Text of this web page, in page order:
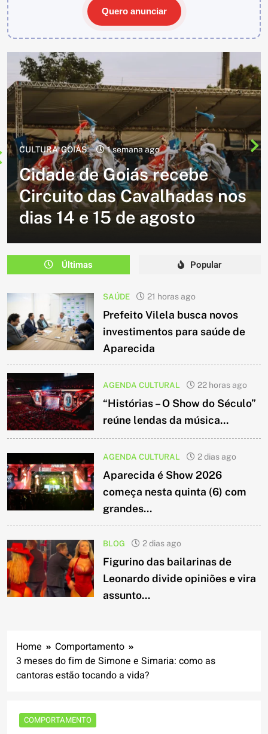
Quero anunciar
CULTURA 2 semanas ago
Cavalgada do Batom está de
volta e promete reunir
milhares de participantes
em Caldazinha
Últimas Popular
SAÚDE 21 horas ago
Prefeito Vilela busca novos
investimentos para saúde de
Aparecida
AGENDA CULTURAL 22 horas ago
“Histórias – O Show do Século”
reúne lendas da música...
AGENDA CULTURAL 2 dias ago
Aparecida é Show 2026
começa nesta quinta (6) com
grandes...
BLOG 2 dias ago
Figurino das bailarinas de
Leonardo divide opiniões e vira
assunto...
Home
Comportamento
3 meses do fim de Simone e Simaria: como as
cantoras estão tocando a vida?
COMPORTAMENTO